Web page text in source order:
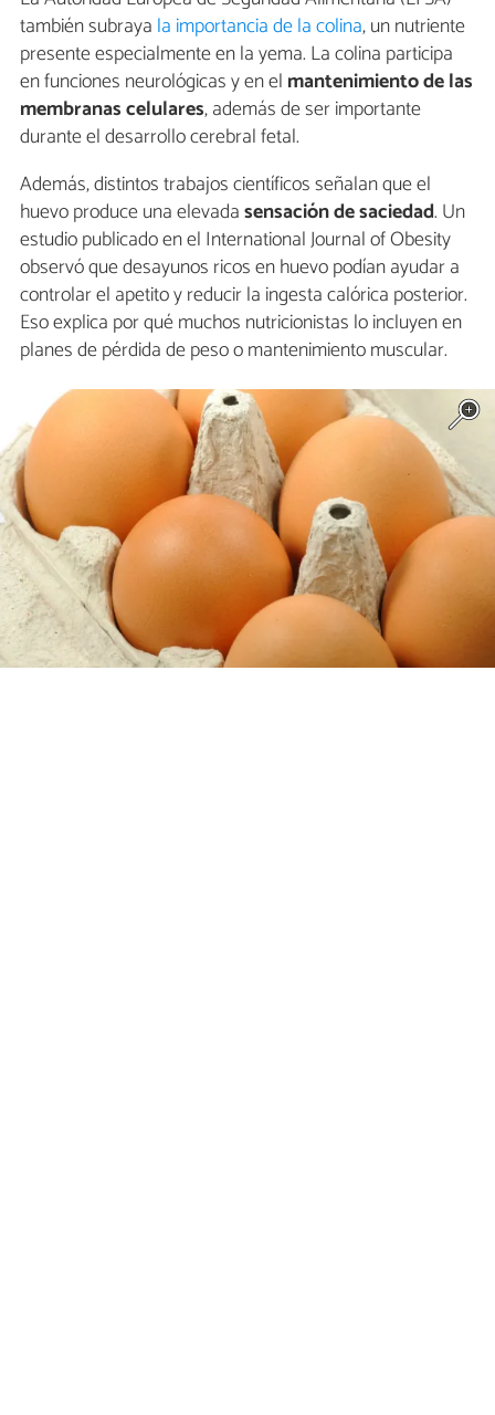
también subraya la importancia de la colina, un nutriente
presente especialmente en la yema. La colina participa
en funciones neurológicas y en el mantenimiento de las
membranas celulares, además de ser importante
durante el desarrollo cerebral fetal.
Además, distintos trabajos científicos señalan que el
huevo produce una elevadasensación de saciedad. Un
estudio publicado en el International Journal of Obesity
observó que desayunos ricos en huevo podían ayudar a
controlar el apetito y reducir la ingesta calórica posterior.
Eso explica por qué muchos nutricionistas lo incluyen en
planes de pérdida de peso o mantenimiento muscular.